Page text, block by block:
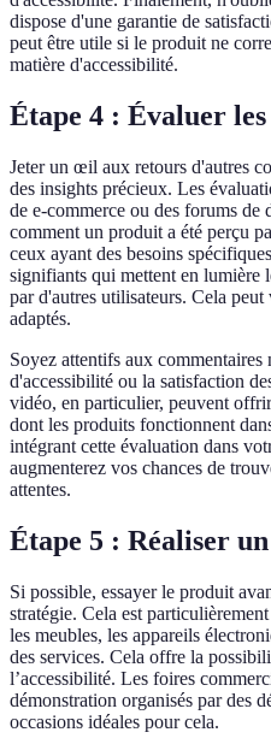
dispose d'une garantie de
peut être utile si le produit ne
matière d'accessibilité.
Étape 4 : Évaluer
Jeter un œil aux retours d'autres
des insights précieux. Les
de e-commerce ou des forums de
comment un produit a été perçu
ceux ayant des besoins
signifiants qui mettent en lumière
par d'autres utilisateurs. Cela
adaptés.
Soyez attentifs aux commentaires
d'accessibilité ou la satisfaction
vidéo, en particulier, peuvent
dont les produits fonctionnent
intégrant cette évaluation dans
augmenterez vos chances de
attentes.
Étape 5 : Réaliser
Si possible, essayer le produit
stratégie. Cela est
les meubles, les appareils
des services. Cela offre la
l’accessibilité. Les foires
démonstration organisés par des
occasions idéales pour cela.